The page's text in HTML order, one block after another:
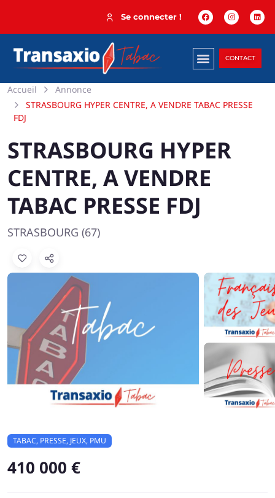
Se connecter !
CONTACT
Accueil
Annonce
STRASBOURG HYPER CENTRE, A VENDRE TABAC PRESSE
FDJ
STRASBOURG HYPER
CENTRE, A VENDRE
TABAC PRESSE FDJ
STRASBOURG (67)
TABAC, PRESSE, JEUX, PMU
410 000 €